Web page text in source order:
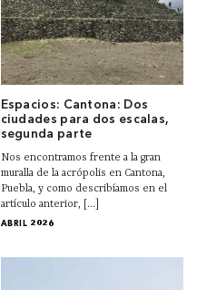
Espacios: Cantona: Dos
ciudades para dos escalas,
segunda parte
Nos encontramos frente a la gran
muralla de la acrópolis en Cantona,
Puebla, y como describíamos en el
artículo anterior, [...]
ABRIL 2026